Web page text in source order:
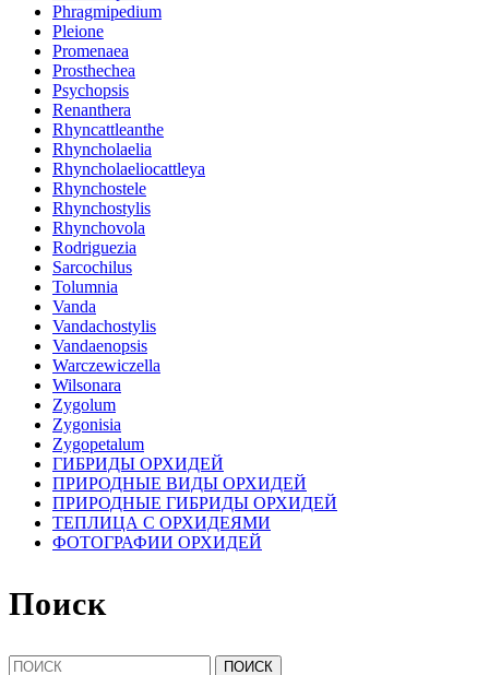
Phragmipedium
Pleione
Promenaea
Prosthechea
Psychopsis
Renanthera
Rhyncattleanthe
Rhyncholaelia
Rhyncholaeliocattleya
Rhynchostele
Rhynchostylis
Rhynchovola
Rodriguezia
Sarcochilus
Tolumnia
Vanda
Vandachostylis
Vandaenopsis
Warczewiczella
Wilsonara
Zygolum
Zygonisia
Zygopetalum
ГИБРИДЫ ОРХИДЕЙ
ПРИРОДНЫЕ ВИДЫ ОРХИДЕЙ
ПРИРОДНЫЕ ГИБРИДЫ ОРХИДЕЙ
ТЕПЛИЦА С ОРХИДЕЯМИ
ФОТОГРАФИИ ОРХИДЕЙ
Поиск
Найти: